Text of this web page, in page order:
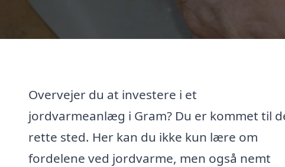
Overvejer du at investere i et
jordvarmeanlæg i Gram? Du er kommet til
rette sted. Her kan du ikke kun lære om
fordelene ved jordvarme, men også nemt